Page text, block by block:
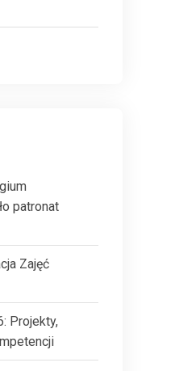
patronat
Zajęć
Projekty,